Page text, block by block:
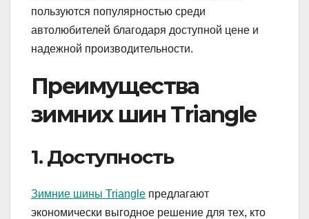
пользуются популярностью среди
автолюбителей благодаря доступной цене и
надежной производительности.
Преимущества
зимних шин Triangle
1. Доступность
Зимние шины Triangle предлагают
экономически выгодное решение для тех, кто